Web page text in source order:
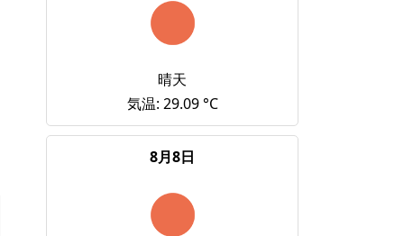
晴天
気温: 29.09 °C
8月8日